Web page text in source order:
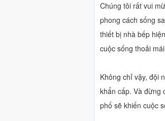
Chúng tôi rất vui
phong cách sống
thiết bị nhà bếp
cuộc sống thoải
Không chỉ vậy, đội
khẩn cấp. Và đừng
phố sẽ khiến cuộc